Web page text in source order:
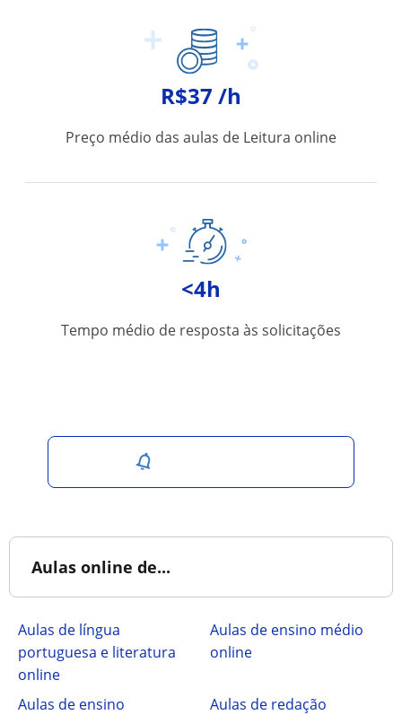
R$37 /h
Preço médio das aulas de Leitura online
<4h
Tempo médio de resposta às solicitações
Aulas online de...
Aulas de língua
portuguesa e literatura
online
Aulas de ensino médio
online
Aulas de ensino
Aulas de redação